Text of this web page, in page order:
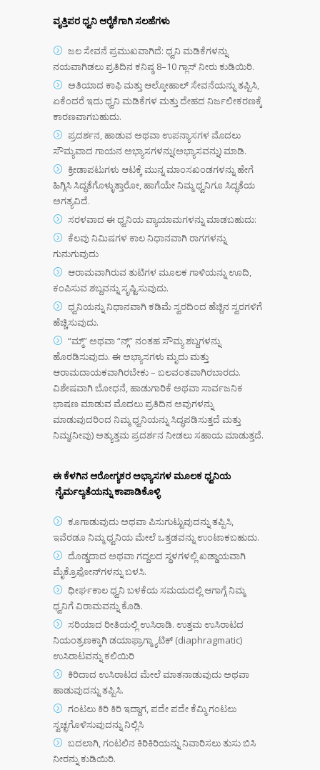
ವೃತ್ತಿಪರ ಧ್ವನಿ ಆರೈಕೆಗಾಗಿ ಸಲಹೆಗಳು
ಜಲ ಸೇವನೆ ಪ್ರಮುಖವಾಗಿದೆ: ಧ್ವನಿ ಮಡಿಕೆಗಳನ್ನು
ನಯವಾಗಿಡಲು ಪ್ರತಿದಿನ ಕನಿಷ್ಠ 8–10 ಗ್ಲಾಸ್ ನೀರು ಕುಡಿಯಿರಿ.
ಅತಿಯಾದ ಕಾಫಿ ಮತ್ತು ಆಲ್ಕೋಹಾಲ್ ಸೇವನೆಯನ್ನು ತಪ್ಪಿಸಿ,
ಏಕೆಂದರೆ ಇದು ಧ್ವನಿ ಮಡಿಕೆಗಳ ಮತ್ತು ದೇಹದ ನಿರ್ಜಲೀಕರಣಕ್ಕೆ
ಕಾರಣವಾಗಬಹುದು.
ಪ್ರದರ್ಶನ, ಹಾಡುವ ಅಥವಾ ಉಪನ್ಯಾಸಗಳ ಮೊದಲು
ಸೌಮ್ಯವಾದ ಗಾಯನ ಅಭ್ಯಾಸಗಳನ್ನು(ಅಭ್ಯಾಸವನ್ನು) ಮಾಡಿ.
ಕ್ರೀಡಾಪಟುಗಳು ಆಟಕ್ಕೆ ಮುನ್ನ ಮಾಂಸಖಂಡಗಳನ್ನು ಹೇಗೆ
ಹಿಗ್ಗಿಸಿ ಸಿದ್ಧತೆಗೊಳ್ಳುತ್ತಾರೋ, ಹಾಗೆಯೇ ನಿಮ್ಮ ಧ್ವನಿಗೂ ಸಿದ್ಧತೆಯ
ಅಗತ್ಯವಿದೆ.
ಸರಳವಾದ ಈ ಧ್ವನಿಯ ವ್ಯಾಯಾಮಗಳನ್ನು ಮಾಡಬಹುದು:
ಕೆಲವು ನಿಮಿಷಗಳ ಕಾಲ ನಿಧಾನವಾಗಿ ರಾಗಗಳನ್ನು
ಗುನುಗುವುದು
ಆರಾಮವಾಗಿರುವ ತುಟಿಗಳ ಮೂಲಕ ಗಾಳಿಯನ್ನು ಊದಿ,
ಕಂಪಿಸುವ ಶಬ್ದವನ್ನು ಸೃಷ್ಟಿಸುವುದು.
ಧ್ವನಿಯನ್ನು ನಿಧಾನವಾಗಿ ಕಡಿಮೆ ಸ್ವರದಿಂದ ಹೆಚ್ಚಿನ ಸ್ವರಗಳಿಗೆ
ಹೆಚ್ಚಿಸುವುದು.
“ಮ್ಮ್” ಅಥವಾ “ನ್ಗ್” ನಂತಹ ಸೌಮ್ಯ ಶಬ್ದಗಳನ್ನು
ಹೊರಡಿಸುವುದು. ಈ ಅಭ್ಯಾಸಗಳು ಮೃದು ಮತ್ತು
ಆರಾಮದಾಯಕವಾಗಿರಬೇಕು – ಬಲವಂತವಾಗಿರಬಾರದು.
ವಿಶೇಷವಾಗಿ ಬೋಧನೆ, ಹಾಡುಗಾರಿಕೆ ಅಥವಾ ಸಾರ್ವಜನಿಕ
ಭಾಷಣ ಮಾಡುವ ಮೊದಲು ಪ್ರತಿದಿನ ಅವುಗಳನ್ನು
ಮಾಡುವುದರಿಂದ ನಿಮ್ಮ ಧ್ವನಿಯನ್ನು ಸಿದ್ಧಪಡಿಸುತ್ತದೆ ಮತ್ತು
ನಿಮ್ಮ(ನೀವು) ಅತ್ಯುತ್ತಮ ಪ್ರದರ್ಶನ ನೀಡಲು ಸಹಾಯ ಮಾಡುತ್ತದೆ.
ಈ ಕೆಳಗಿನ ಆರೋಗ್ಯಕರ ಅಭ್ಯಾಸಗಳ ಮೂಲಕ ಧ್ವನಿಯ
ನೈರ್ಮಲ್ಯತೆಯನ್ನು ಕಾಪಾಡಿಕೊಳ್ಳಿ
ಕೂಗಾಡುವುದು ಅಥವಾ ಪಿಸುಗುಟ್ಟುವುದನ್ನು ತಪ್ಪಿಸಿ,
ಇವೆರಡೂ ನಿಮ್ಮ ಧ್ವನಿಯ ಮೇಲೆ ಒತ್ತಡವನ್ನು ಉಂಟಾಕಬಹುದು.
ದೊಡ್ಡದಾದ ಅಥವಾ ಗದ್ದಲದ ಸ್ಥಳಗಳಲ್ಲಿ ಖಡ್ಡಾಯವಾಗಿ
ಮೈಕ್ರೊಫೋನ್‍ಗಳನ್ನು ಬಳಸಿ.
ಧೀರ್ಘಕಾಲ ಧ್ವನಿ ಬಳಕೆಯ ಸಮಯದಲ್ಲಿ ಆಗಾಗ್ಗೆ ನಿಮ್ಮ
ಧ್ವನಿಗೆ ವಿರಾಮವನ್ನು ಕೊಡಿ.
ಸರಿಯಾದ ರೀತಿಯಲ್ಲಿ ಉಸಿರಾಡಿ. ಉತ್ತಮ ಉಸಿರಾಟದ
ನಿಯಂತ್ರಣಕ್ಕಾಗಿ ಡಯಾಫ್ರಾಗ್ಮ್ಯಾಟಿಕ್ (diaphragmatic)
ಉಸಿರಾಟವನ್ನು ಕಲಿಯಿರಿ
ಕಿರಿದಾದ ಉಸಿರಾಟದ ಮೇಲೆ ಮಾತನಾಡುವುದು ಅಥವಾ
ಹಾಡುವುದನ್ನು ತಪ್ಪಿಸಿ.
ಗಂಟಲು ಕಿರಿ ಕಿರಿ ಇದ್ದಾಗ, ಪದೇ ಪದೇ ಕೆಮ್ಮಿ ಗಂಟಲು
ಸ್ವಚ್ಛಗೊಳಿಸುವುದನ್ನು ನಿಲ್ಲಿಸಿ
ಬದಲಾಗಿ, ಗಂಟಲಿನ ಕಿರಿಕಿರಿಯನ್ನು ನಿವಾರಿಸಲು ತುಸು ಬಿಸಿ
ನೀರನ್ನು ಕುಡಿಯಿರಿ.